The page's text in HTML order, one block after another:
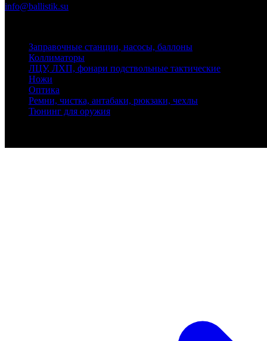
info@ballistik.su
Заправочные станции, насосы, баллоны
Коллиматоры
ЛЦУ, ЛХП, фонари подствольные тактические
Ножи
Оптика
Ремни, чистка, антабаки, рюкзаки, чехлы
Тюнинг для оружия